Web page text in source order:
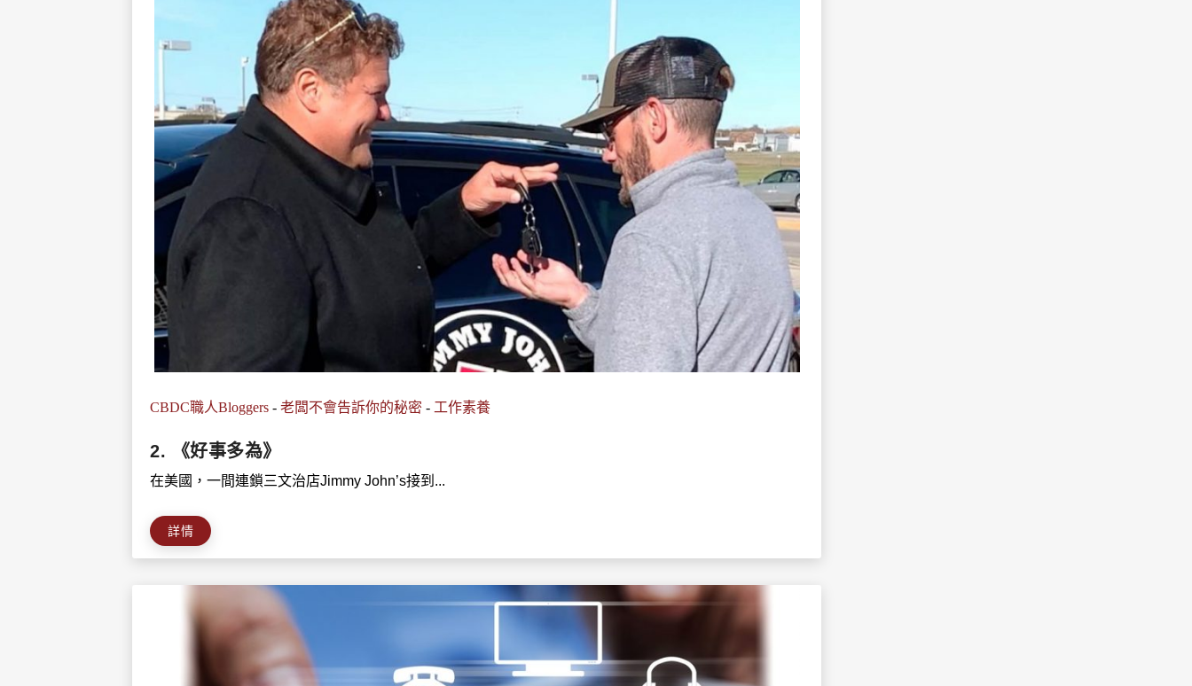
CBDC職人Bloggers -老闆不會告訴你的秘密 -工作素養
2. 《好事多為》
在美國，一間連鎖三文治店Jimmy John’s接到...
詳情